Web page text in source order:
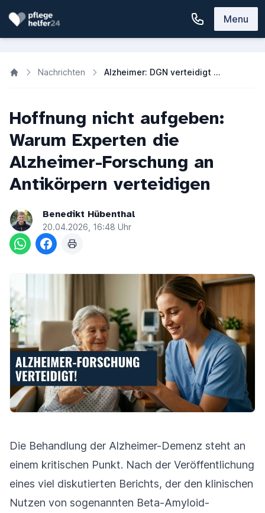
Menu
Nachrichten Alzheimer: DGN verteidigt Forschung zu Beta-Amyloid-Antikörpern
Hoffnung nicht aufgeben:
Warum Experten die
Alzheimer-Forschung an
Antikörpern verteidigen
Benedikt Hübenthal
20.04.2026, 16:48 Uhr
Die Behandlung der Alzheimer-Demenz steht an
einem kritischen Punkt. Nach der Veröffentlichung
eines viel diskutierten Berichts, der den klinischen
Nutzen von sogenannten Beta-Amyloid-